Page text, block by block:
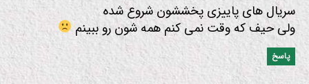
سریال های پاییزی پخششون شروع شده
ولی حیف که وقت نمی کنم همه شون رو ببینم
پاسخ